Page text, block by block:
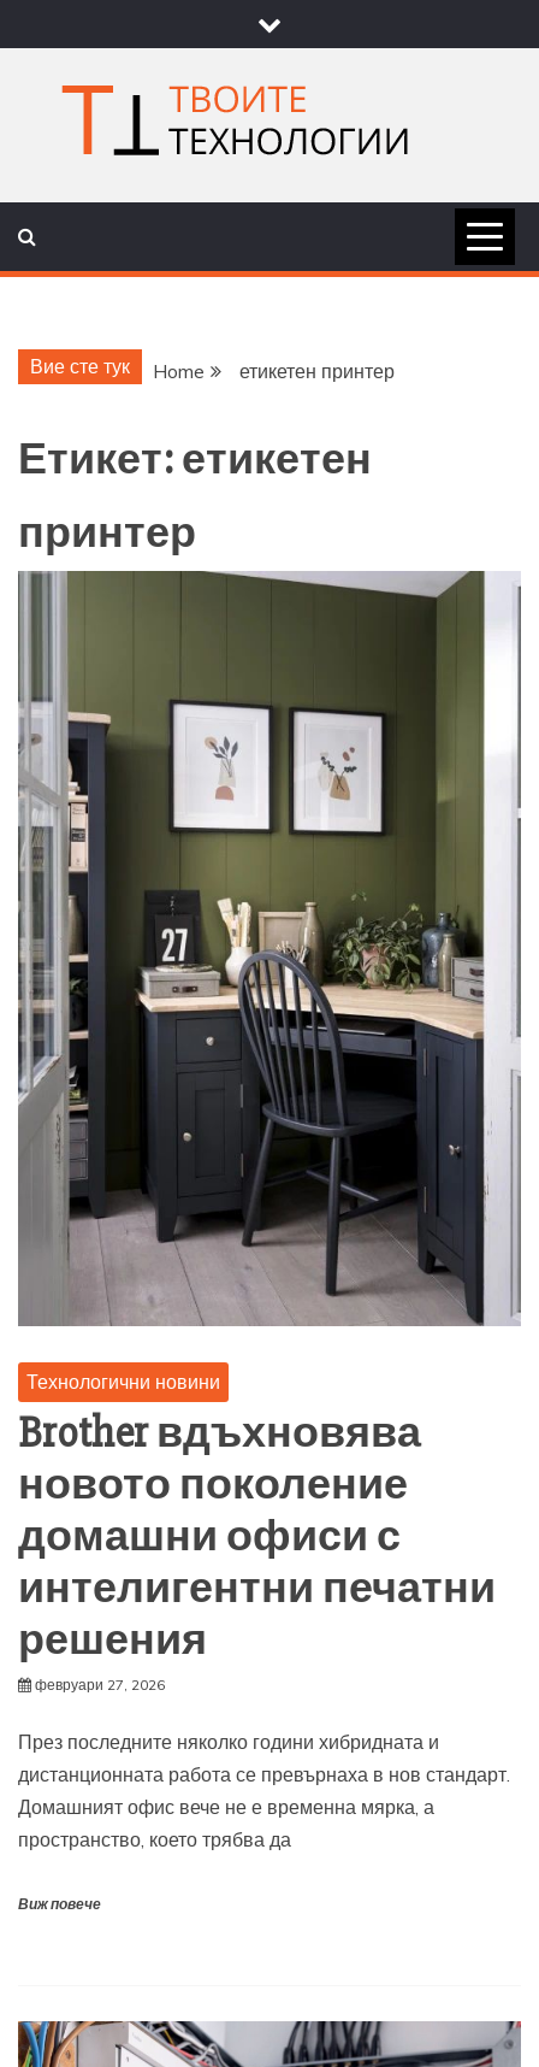
to
content
ТВОИТЕ
Вие сте тук Home етикетен принтер
Етикет:етикетен
принтер
Технологични новини
Brother вдъхновява
новото поколение
домашни офиси с
интелигентни печатни
решения
февруари 27, 2026
През последните няколко години хибридната и
дистанционната работа се превърнаха в нов стандарт.
Домашният офис вече не е временна мярка, а
пространство, което трябва да
Виж повече